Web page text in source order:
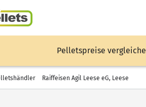
Pelletspreise
Raiffeisen Agil Leese eG, Leese